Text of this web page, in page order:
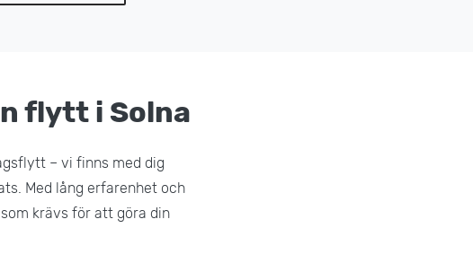
flytt i Solna
– vi finns med dig
Med lång erfarenhet och
krävs för att göra din